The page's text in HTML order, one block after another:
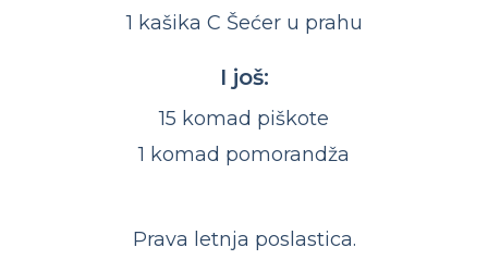
1 kašika C Šećer u prahu
I još:
15 komad piškote
1 komad pomorandža
Prava letnja poslastica.